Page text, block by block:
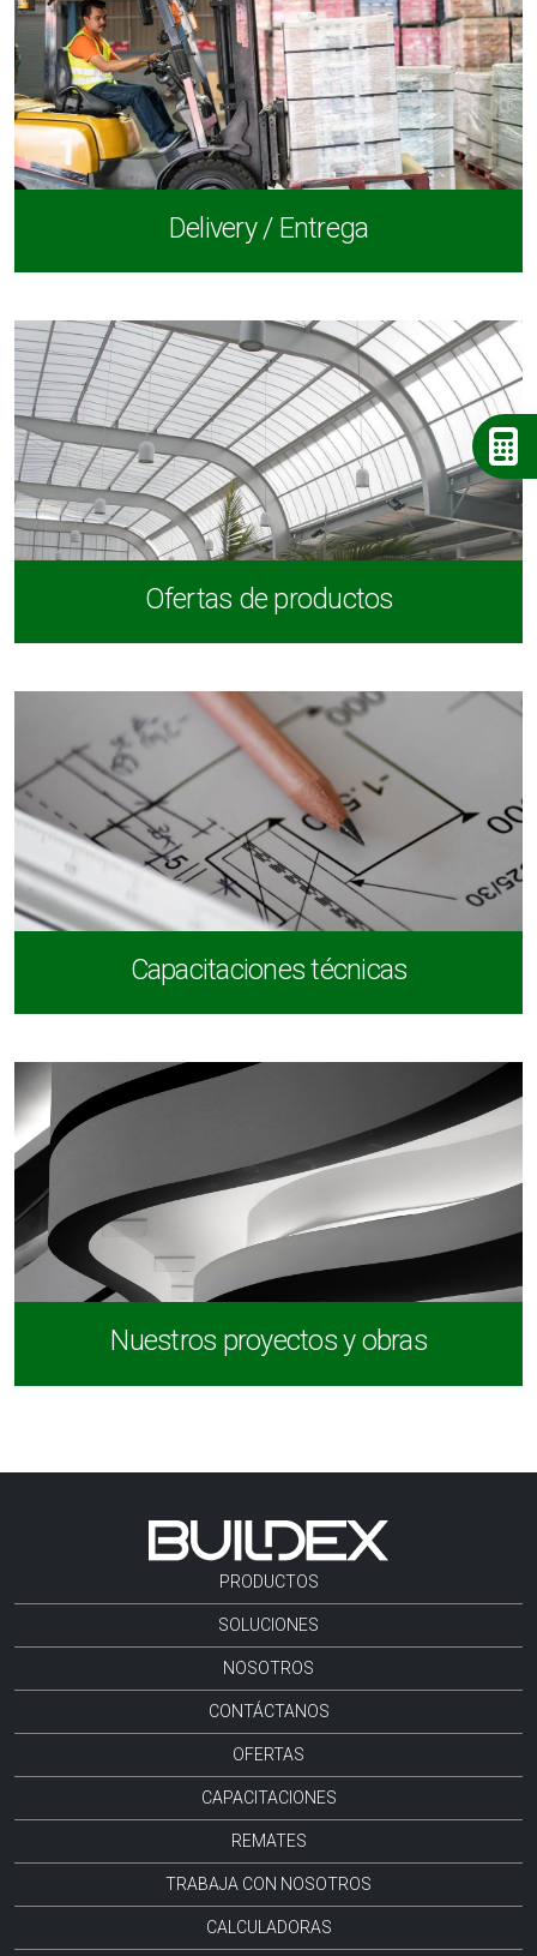
Delivery / Entrega
Ofertas de productos
Capacitaciones técnicas
Nuestros proyectos y obras
PRODUCTOS
SOLUCIONES
NOSOTROS
CONTÁCTANOS
OFERTAS
CAPACITACIONES
REMATES
TRABAJA CON NOSOTROS
CALCULADORAS